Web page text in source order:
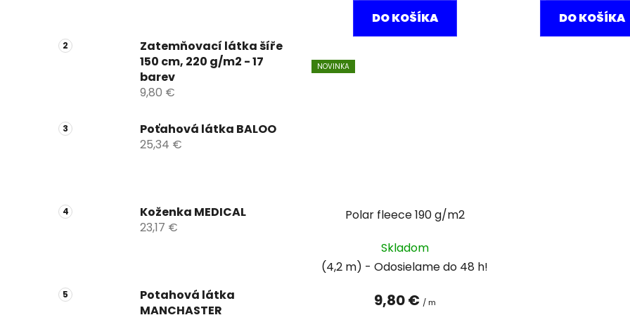
Zatemňovací látka šíře
150 cm, 220 g/m2 - 17
barev
9,80 €
Poťahová látka BALOO
25,34 €
Koženka MEDICAL
23,17 €
Potahová látka
MANCHASTER
DO KOŠÍKA DO KOŠÍKA
NOVINKA
Polar fleece 190 g/m2
Skladom
(4,2 m)
9,80 € / m